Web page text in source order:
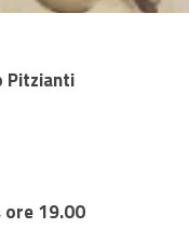
Pitzianti
ore 19.00